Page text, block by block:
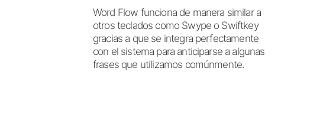
Word Flow funciona de manera similar a
otros teclados como Swype o Swiftkey
gracias a que se integra perfectamente
con el sistema para anticiparse a algunas
frases que utilizamos comúnmente.